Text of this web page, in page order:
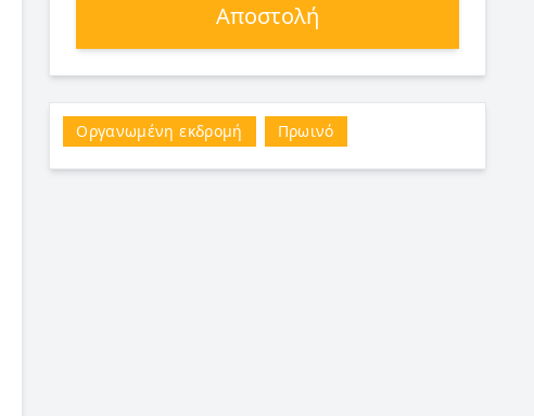
Αποστολή
Οργανωμένη εκδρομή Πρωινό